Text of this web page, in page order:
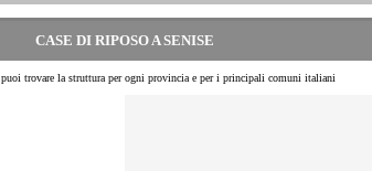
CASE DI RIPOSO A SENISE
puoi trovare la struttura per ogni provincia e per i principali comuni italiani